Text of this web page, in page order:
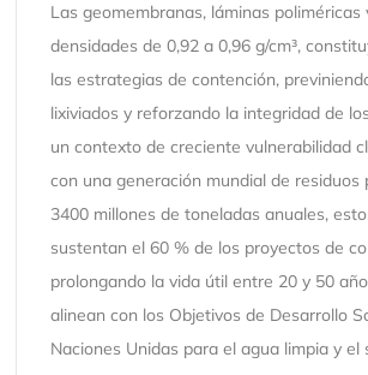
Las geomembranas, láminas poliméricas
densidades de 0,92 a 0,96 g/cm³,
las estrategias de contención,
lixiviados y reforzando la integridad de
un contexto de creciente vulnerabilidad
con una generación mundial de residuos
3400 millones de toneladas anuales,
sustentan el 60 % de los proyectos de
prolongando la vida útil entre 20 y 50
alinean con los Objetivos de Desarrollo
Naciones Unidas para el agua limpia y el